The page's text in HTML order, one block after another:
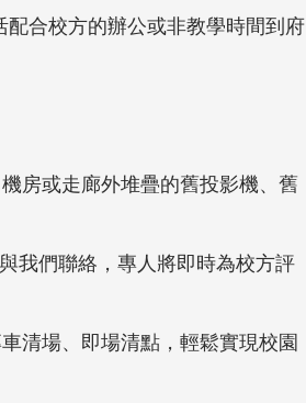
配合校方的辦公或非教學時間到府
房或走廊外堆疊的舊投影機、舊
與我們聯絡，專人將即時為校方評
清場、即場清點，輕鬆實現校園